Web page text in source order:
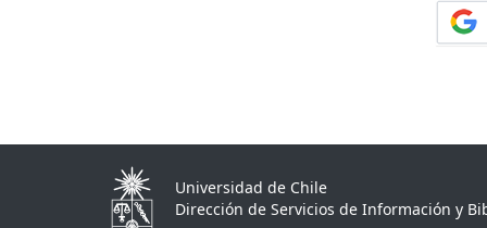
Universidad de Chile
Dirección de Servicios de Información y